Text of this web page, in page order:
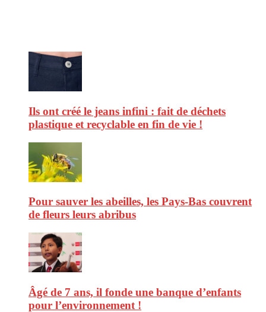
Ils ont créé le jeans infini : fait de déchets
plastique et recyclable en fin de vie !
Pour sauver les abeilles, les Pays-Bas couvrent
de fleurs leurs abribus
Âgé de 7 ans, il fonde une banque d’enfants
pour l’environnement !